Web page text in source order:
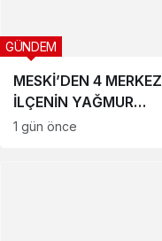
MESKİ’DEN 4 MERKEZ
İLÇENİN YAĞMUR
SUYU ALTYAPISINA
GÜNDEM
1 gün önce